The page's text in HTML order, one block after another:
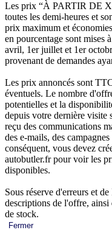
Les prix “À PARTIR DE
toutes les demi-heures et
prix maximum et
en pourcentage sont mises
avril, 1er juillet et 1er
provenant de demandes
Les prix annoncés sont
éventuels. Le nombre
potentielles et la
depuis votre dernière visite
reçu des communications
des e-mails, des
conséquent, vous devez
autobutler.fr pour voir les
disponibles.
Sous réserve d'erreurs et
descriptions de l'offre, ainsi
de stock.
Fermer